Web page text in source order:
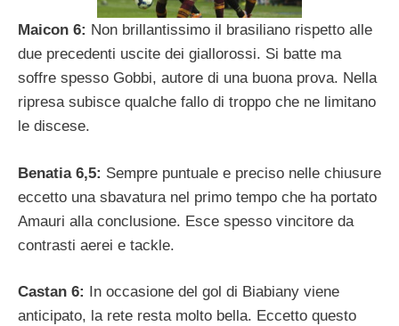
Maicon 6: Non brillantissimo il brasiliano rispetto alle
due precedenti uscite dei giallorossi. Si batte ma
soffre spesso Gobbi, autore di una buona prova. Nella
ripresa subisce qualche fallo di troppo che ne limitano
le discese.
Benatia 6,5: Sempre puntuale e preciso nelle chiusure
eccetto una sbavatura nel primo tempo che ha portato
Amauri alla conclusione. Esce spesso vincitore da
contrasti aerei e tackle.
Castan 6:
In occasione del gol di Biabiany viene
anticipato, la rete resta molto bella. Eccetto questo